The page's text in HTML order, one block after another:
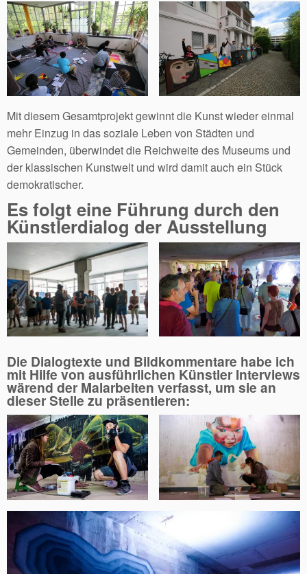
Mit diesem Gesamtprojekt gewinnt die Kunst wieder einmal
mehr Einzug in das soziale Leben von Städten und
Gemeinden, überwindet die Reichweite des Museums und
der klassischen Kunstwelt und wird damit auch ein Stück
demokratischer.
Es folgt eine Führung durch den
Künstlerdialog der Ausstellung
Die Dialogtexte und Bildkommentare habe ich
mit Hilfe von ausführlichen Künstler Interviews
wärend der Malarbeiten verfasst, um sie an
dieser Stelle zu präsentieren: